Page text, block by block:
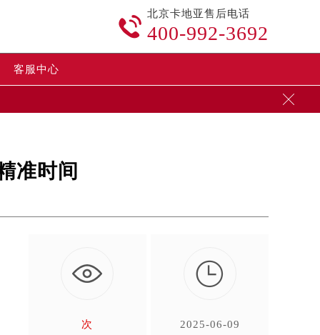

北京卡地亚售后电话
400-992-3692
客服中心

准时间
次

2025-06-09